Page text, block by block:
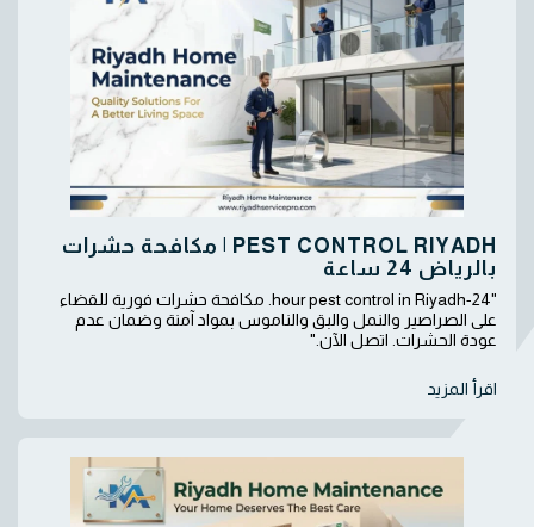
PEST CONTROL RIYADH | مكافحة حشرات
بالرياض 24 ساعة
"24-hour pest control in Riyadh. مكافحة حشرات فورية للقضاء
على الصراصير والنمل والبق والناموس بمواد آمنة وضمان عدم
عودة الحشرات. اتصل الآن."
اقرأ المزيد